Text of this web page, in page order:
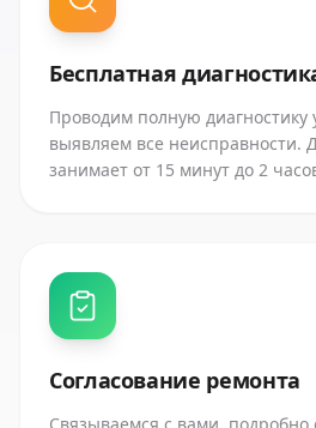
Бесплатная
Проводим полную диагностику
выявляем все неисправности.
занимает от 15 минут до 2
Согласование ремонта